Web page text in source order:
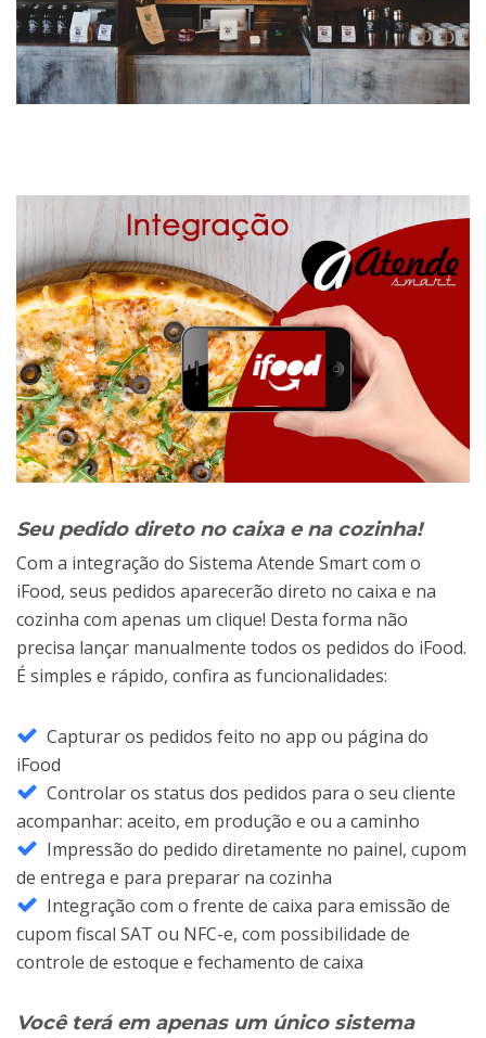
Seu pedido direto no caixa e na cozinha!
Com a integração do Sistema Atende Smart com o
iFood, seus pedidos aparecerão direto no caixa e na
cozinha com apenas um clique! Desta forma não
precisa lançar manualmente todos os pedidos do iFood.
É simples e rápido, confira as funcionalidades:
Capturar os pedidos feito no app ou página do
iFood
Controlar os status dos pedidos para o seu cliente
acompanhar: aceito, em produção e ou a caminho
Impressão do pedido diretamente no painel, cupom
de entrega e para preparar na cozinha
Integração com o frente de caixa para emissão de
cupom fiscal SAT ou NFC-e, com possibilidade de
controle de estoque e fechamento de caixa
Você terá em apenas um único sistema